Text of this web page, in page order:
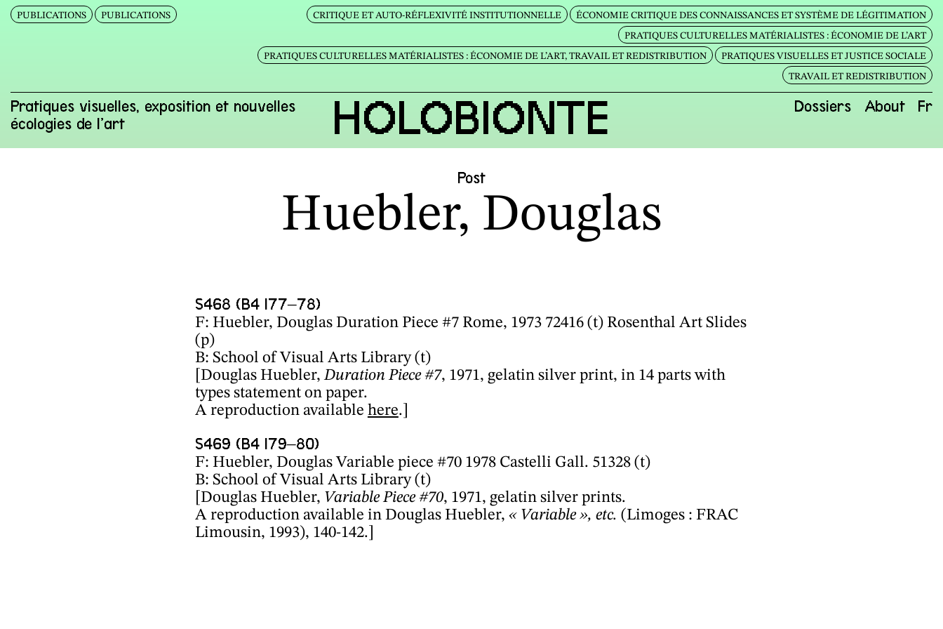
PUBLICATIONS PUBLICATIONS CRITIQUE ET AUTO‐RÉFLEXIVITÉ INSTITUTIONNELLE ÉCONOMIE CRITIQUE DES CONNAISSANCES ET SYSTÈME DE LÉGITIMATION
PRATIQUES CULTURELLES MATÉRIALISTES : ÉCONOMIE DE L’ART
PRATIQUES CULTURELLES MATÉRIALISTES : ÉCONOMIE DE L’ART, TRAVAIL ET REDISTRIBUTION PRATIQUES VISUELLES ET JUSTICE SOCIALE
TRAVAIL ET REDISTRIBUTION
Pratiques visuelles, exposition et nouvelles
écologies de l’art
HOLOBIONTE Dossiers About Fr
Post
Huebler, Douglas
S468 (B4 I77–78)
F: Huebler, Douglas Duration Piece #7 Rome, 1973 72416 (t) Rosenthal Art Slides
(p)
B: School of Visual Arts Library (t)
[Douglas Huebler,Duration Piece #7, 1971, gelatin silver print, in 14 parts with
types statement on paper.
A reproduction available here.]
S469 (B4 I79–80)
F: Huebler, Douglas Variable piece #70 1978 Castelli Gall. 51328 (t)
B: School of Visual Arts Library (t)
[Douglas Huebler, Variable Piece #70, 1971, gelatin silver prints.
A reproduction available in Douglas Huebler, « Variable », etc. (Limoges : FRAC
Limousin, 1993), 140-142.]